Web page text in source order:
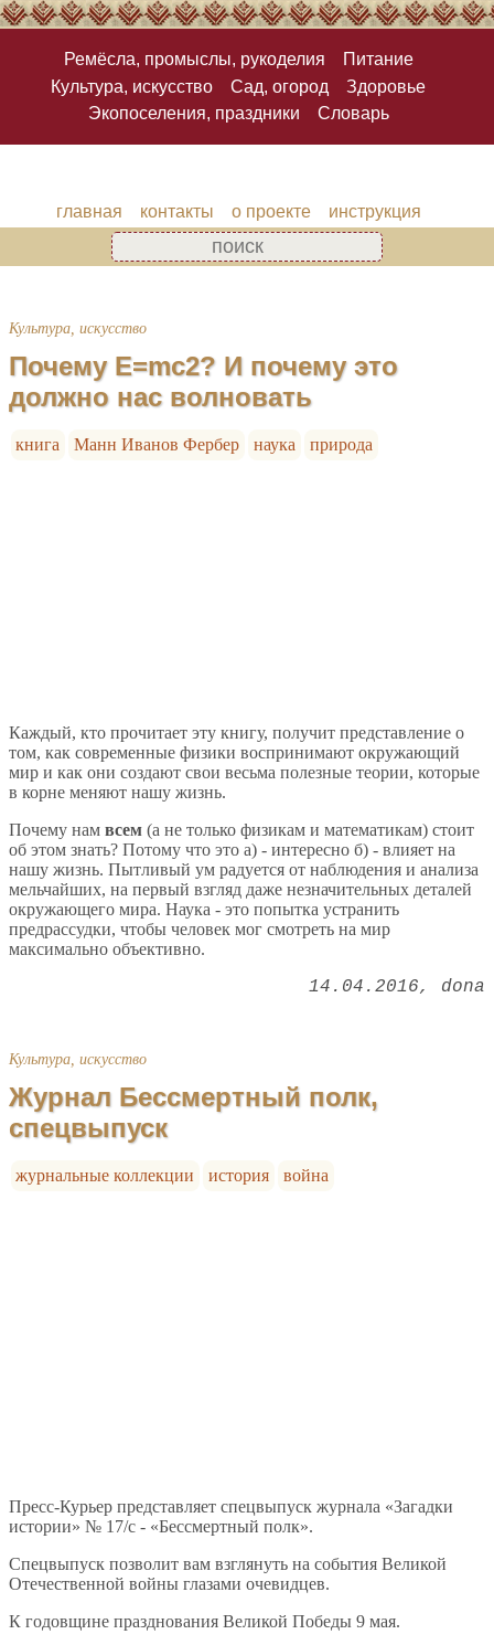
Ремёсла, промыслы, рукоделия
Питание
Культура, искусство
Сад, огород
Здоровье
Экопоселения, праздники
Словарь
главная контакты о проекте инструкция
Культура, искусство
Почему E=mc2? И почему это
должно нас волновать
книга Манн Иванов Фербер наука природа
Каждый, кто прочитает эту книгу, получит представление о
том, как современные физики воспринимают окружающий
мир и как они создают свои весьма полезные теории, которые
в корне меняют нашу жизнь.
Почему нам всем (а не только физикам и математикам) стоит
об этом знать? Потому что это а) - интересно б) - влияет на
нашу жизнь. Пытливый ум радуется от наблюдения и анализа
мельчайших, на первый взгляд даже незначительных деталей
окружающего мира. Наука - это попытка устранить
предрассудки, чтобы человек мог смотреть на мир
максимально объективно.
14.04.2016 dona
Культура, искусство
Журнал Бессмертный полк,
спецвыпуск
журнальные коллекции история война
Пресс-Курьер представляет спецвыпуск журнала «Загадки
истории» № 17/с - «Бессмертный полк».
Спецвыпуск позволит вам взглянуть на события Великой
Отечественной войны глазами очевидцев.
К годовщине празднования Великой Победы 9 мая.